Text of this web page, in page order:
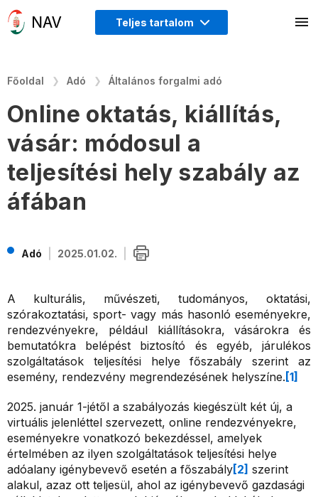
Teljes tartalom
Főoldal Adó Általános forgalmi adó
Online oktatás, kiállítás,
vásár: módosul a
teljesítési hely szabály az
áfában
Adó 2025.01.02.
A kulturális, művészeti, tudományos, oktatási,
szórakoztatási, sport- vagy más hasonló eseményekre,
rendezvényekre, például kiállításokra, vásárokra és
bemutatókra belépést biztosító és egyéb, járulékos
szolgáltatások teljesítési helye főszabály szerint az
esemény, rendezvény megrendezésének helyszíne. [1]
2025. január 1-jétől a szabályozás kiegészült két új, a
virtuális jelenléttel szervezett, online rendezvényekre,
eseményekre vonatkozó bekezdéssel, amelyek
értelmében az ilyen szolgáltatások teljesítési helye
adóalany igénybevevő esetén a főszabály[2] szerint
alakul, azaz ott teljesül, ahol az igénybevevő gazdasági